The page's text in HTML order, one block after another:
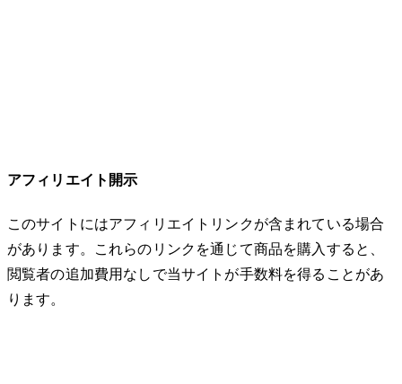
アフィリエイト開示
このサイトにはアフィリエイトリンクが含まれている場合
があります。これらのリンクを通じて商品を購入すると、
閲覧者の追加費用なしで当サイトが手数料を得ることがあ
ります。